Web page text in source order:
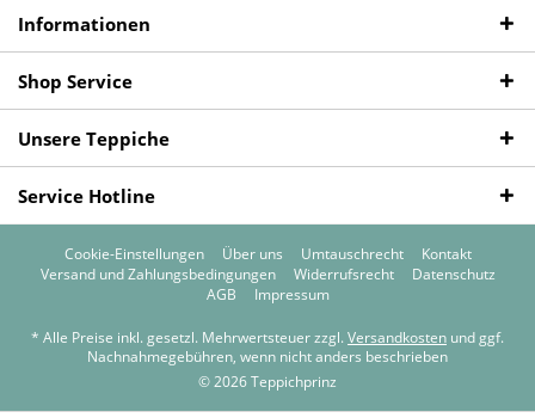
Informationen
Shop Service
Unsere Teppiche
Service Hotline
Cookie-Einstellungen Über uns Umtauschrecht
Kontakt
Versand und Zahlungsbedingungen
Widerrufsrecht
Datenschutz
AGB
Impressum
* Alle Preise inkl. gesetzl. Mehrwertsteuer zzgl. Versandkosten und ggf.
Nachnahmegebühren, wenn nicht anders beschrieben
© 2026 Teppichprinz